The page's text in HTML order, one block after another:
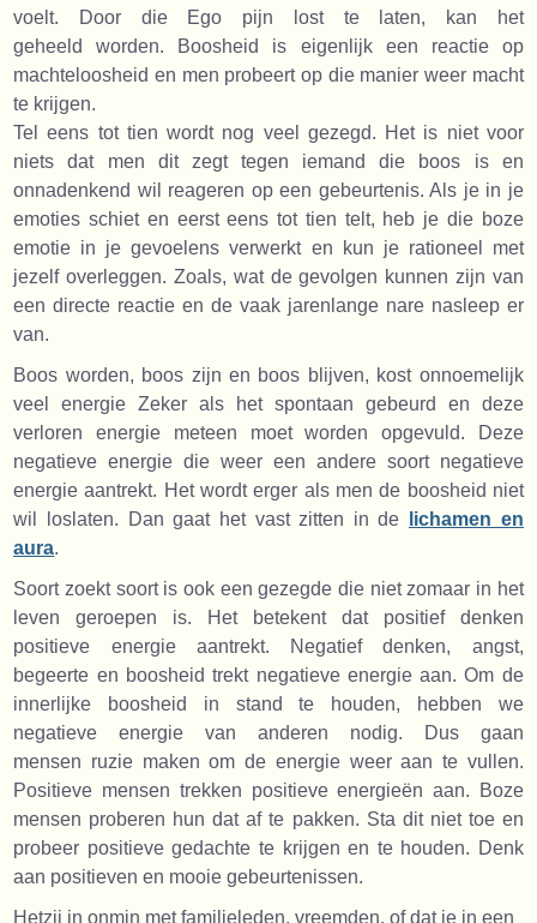
voelt. Door die Ego pijn lost te laten, kan het
geheeld worden. Boosheid is eigenlijk een reactie op
machteloosheid en men probeert op die manier weer macht
te krijgen.
Tel eens tot tien wordt nog veel gezegd. Het is niet voor
niets dat men dit zegt tegen iemand die boos is en
onnadenkend wil reageren op een gebeurtenis. Als je in je
emoties schiet en eerst eens tot tien telt, heb je die boze
emotie in je gevoelens verwerkt en kun je rationeel met
jezelf overleggen. Zoals, wat de gevolgen kunnen zijn van
een directe reactie en de vaak jarenlange nare nasleep er
van.
Boos worden, boos zijn en boos blijven, kost onnoemelijk
veel energie Zeker als het spontaan gebeurd en deze
verloren energie meteen moet worden opgevuld. Deze
negatieve energie die weer een andere soort negatieve
energie aantrekt. Het wordt erger als men de boosheid niet
wil loslaten. Dan gaat het vast zitten in de
lichamen en
aura.
Soort zoekt soort is ook een gezegde die niet zomaar in het
leven geroepen is. Het betekent dat positief denken
positieve energie aantrekt. Negatief denken, angst,
begeerte en boosheid trekt negatieve energie aan. Om de
innerlijke boosheid in stand te houden, hebben we
negatieve energie van anderen nodig. Dus gaan
mensen ruzie maken om de energie weer aan te vullen.
Positieve mensen trekken positieve energieën aan. Boze
mensen proberen hun dat af te pakken. Sta dit niet toe en
probeer positieve gedachte te krijgen en te houden. Denk
aan positieven en mooie gebeurtenissen.
Hetzij in onmin met familieleden, vreemden, of dat je in een